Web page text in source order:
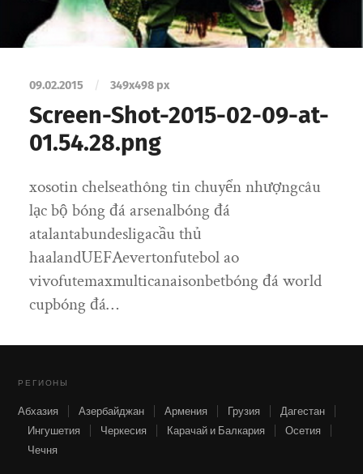
09.02.2015 / 349x498 px
Screen-Shot-2015-02-09-at-
01.54.28.png
xosotin chelseathông tin chuyển nhượngcâu
lạc bộ bóng đá arsenalbóng đá
atalantabundesligacầu thủ
haalandUEFAevertonfutebol ao
vivofutemaxmulticanaisonbetbóng đá world
cupbóng đá…
РЕГИОНЫ
Абхазия Азербайджан Армения Грузия
Дагестан
Ингушетия
Черкесия Карачай и Балкария
Осетия
Чечня